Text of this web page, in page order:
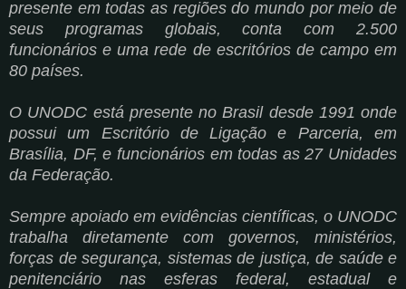
presente em todas as regiões do mundo por meio de
seus programas globais, conta com 2.500
funcionários e uma rede de escritórios de campo em
80 países.
O UNODC está presente no Brasil desde 1991 onde
possui um Escritório de Ligação e Parceria, em
Brasília, DF, e funcionários em todas as 27 Unidades
da Federação.
Sempre apoiado em evidências científicas, o UNODC
trabalha diretamente com governos, ministérios,
forças de segurança, sistemas de justiça, de saúde e
penitenciário nas esferas federal, estadual e